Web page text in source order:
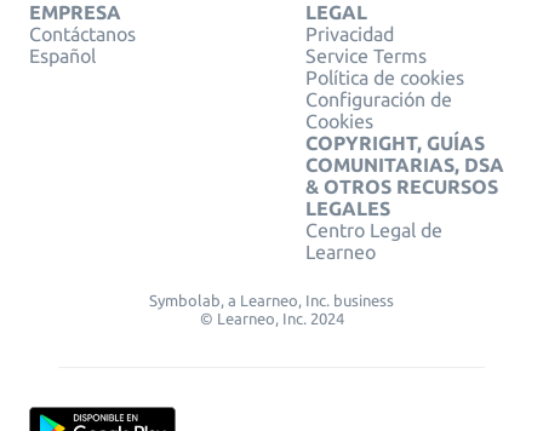
EMPRESA
Contáctanos
Español
LEGAL
Privacidad
Service Terms
Política de cookies
Configuración de
Cookies
COPYRIGHT, GUÍAS
COMUNITARIAS, DSA
& OTROS RECURSOS
LEGALES
Centro Legal de
Learneo
Symbolab, a Learneo, Inc. business
© Learneo, Inc. 2024